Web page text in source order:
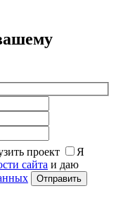
проект
Я
сайта и даю